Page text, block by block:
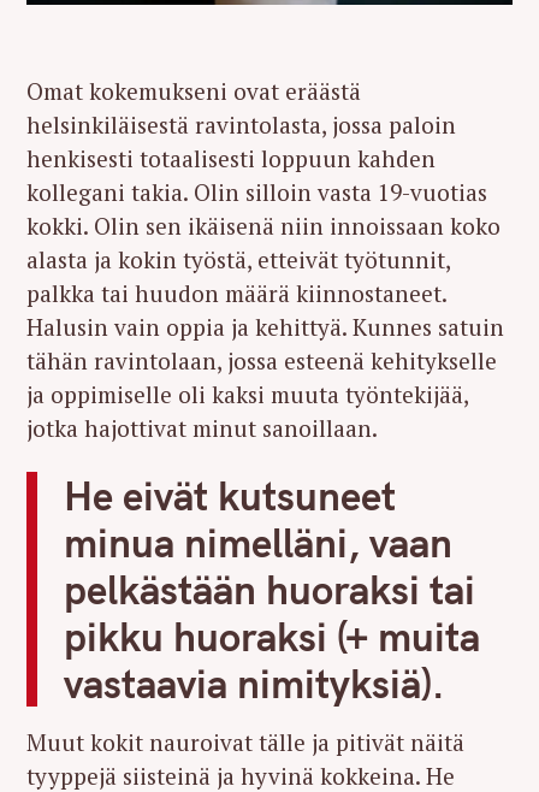
Omat kokemukseni ovat eräästä
helsinkiläisestä ravintolasta, jossa paloin
henkisesti totaalisesti loppuun kahden
kollegani takia. Olin silloin vasta 19-vuotias
kokki. Olin sen ikäisenä niin innoissaan koko
alasta ja kokin työstä, etteivät työtunnit,
palkka tai huudon määrä kiinnostaneet.
Halusin vain oppia ja kehittyä. Kunnes satuin
tähän ravintolaan, jossa esteenä kehitykselle
ja oppimiselle oli kaksi muuta työntekijää,
jotka hajottivat minut sanoillaan.
He eivät kutsuneet
minua nimelläni, vaan
pelkästään huoraksi tai
pikku huoraksi (+ muita
vastaavia nimityksiä).
Muut kokit nauroivat tälle ja pitivät näitä
tyyppejä siisteinä ja hyvinä kokkeina. He